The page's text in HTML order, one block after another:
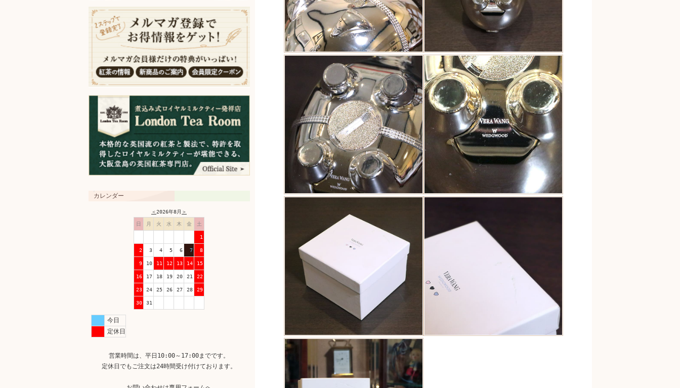
カレンダー
＜2026年8月 ＞
日 月 火 水 木 金 土
1
2 3 4 5 6 7 8
9 10 11 12 13 14 15
16 17 18 19 20 21 22
23 24 25 26 27 28 29
30 31
今日
定休日
営業時間は、平日10:00～17:00までです。
定休日でもご注文は24時間受け付けております。